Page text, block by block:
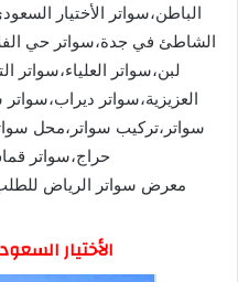
الباطن،سواتر الأختيار
الشاطئ في جدة،سواتر حي
لبن،سواتر
العزيزية،سواتر
سواتر،تركيب سواتر،محل
حراج،سواتر
معرض سواتر الرياض للطلب
الأختيار السعودي ج/